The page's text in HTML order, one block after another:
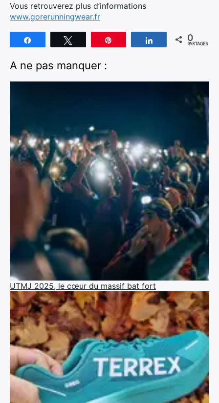
Vous retrouverez plus d’informations
www.gorerunningwear.fr
Partagez Tweetez Partagez 0
PARTAGES
A ne pas manquer :
UTMJ 2025, le cœur du massif bat fort